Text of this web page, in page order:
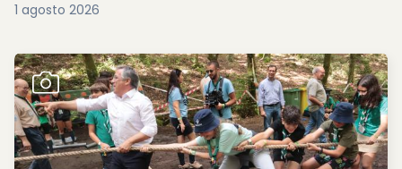
1 agosto 2026